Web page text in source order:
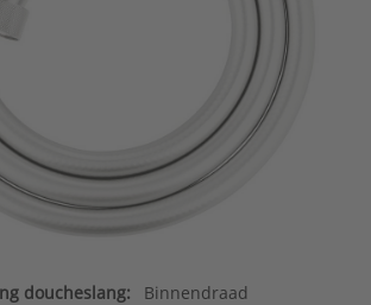
doucheslang:
Binnendraad